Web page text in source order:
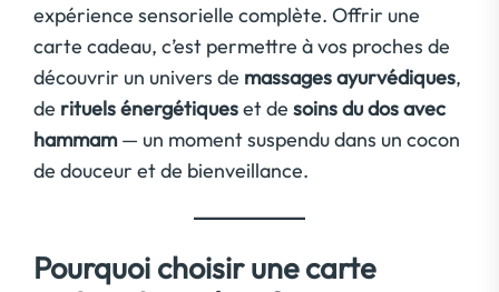
expérience sensorielle complète. Offrir une
carte cadeau, c’est permettre à vos proches de
découvrir un univers de massages ayurvédiques,
de rituels énergétiqueset de soins du dos avec
hammam— un moment suspendu dans un cocon
de douceur et de bienveillance.
Pourquoi choisir une carte